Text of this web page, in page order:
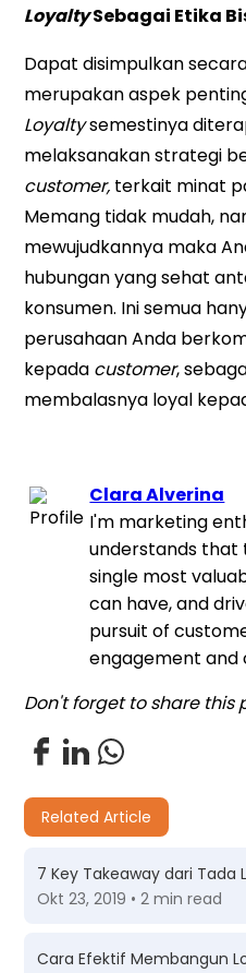
LoyaltySebagai Etika
Dapat disimpulkan
merupakan aspek
Loyaltysemestinya
melaksanakan strategi
customer, terkait minat
Memang tidak mudah,
mewujudkannya maka
hubungan yang sehat
konsumen. Ini semua
perusahaan Anda
kepada customer,
membalasnya loyal
Clara Alverina
I'm marketing
understands that
single most
can have, and
pursuit of
engagement and
Don't forget to share this
Related Article
7 Key Takeaway dari Tada
Okt 23, 2019 • 2 min read
Cara Efektif Membangun